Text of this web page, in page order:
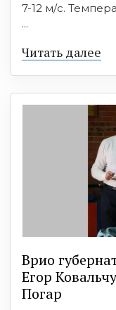
7-12 м/с.
...
Читать далее
Врио
Егор
Погар